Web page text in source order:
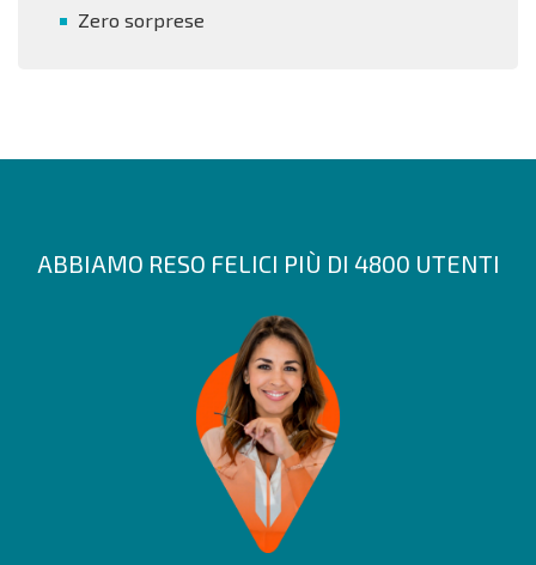
Zero sorprese
ABBIAMO RESO FELICI PIÙ DI 4800 UTENTI